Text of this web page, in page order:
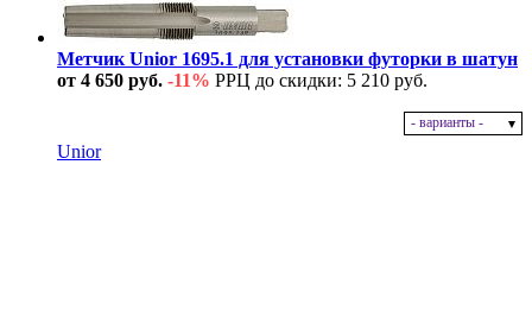
Метчик Unior 1695.1 для установки футорки в шатун
от 4 650 руб. -11% РРЦ до скидки: 5 210 руб.
- варианты -
Unior